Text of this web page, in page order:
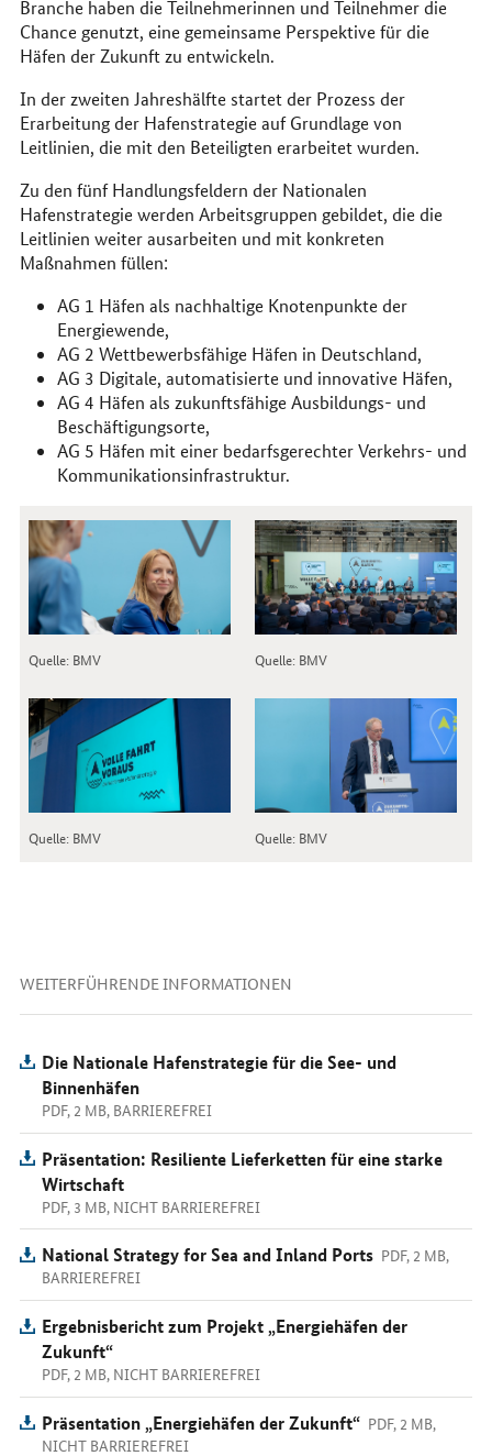
Branche haben die Teilnehmerinnen und Teilnehmer die
Chance genutzt, eine gemeinsame Perspektive für die
Häfen der Zukunft zu entwickeln.
In der zweiten Jahreshälfte startet der Prozess der
Erarbeitung der Hafenstrategie auf Grundlage von
Leitlinien, die mit den Beteiligten erarbeitet wurden.
Zu den fünf Handlungsfeldern der Nationalen
Hafenstrategie werden Arbeitsgruppen gebildet, die die
Leitlinien weiter ausarbeiten und mit konkreten
Maßnahmen füllen:
AG 1 Häfen als nachhaltige Knotenpunkte der
Energiewende,
AG 2 Wettbewerbsfähige Häfen in Deutschland,
AG 3 Digitale, automatisierte und innovative Häfen,
AG 4 Häfen als zukunftsfähige Ausbildungs- und
Beschäftigungsorte,
AG 5 Häfen mit einer bedarfsgerechter Verkehrs- und
Kommunikationsinfrastruktur.
Quelle: BMV Quelle: BMV
Quelle: BMV Quelle: BMV
WEITERFÜHRENDE INFORMATIONEN
Die Nationale Hafenstrategie für die See- und
Binnenhäfen
PDF, 2 MB, BARRIEREFREI
Präsentation: Resiliente Lieferketten für eine starke
Wirtschaft
PDF, 3 MB, NICHT BARRIEREFREI
National Strategy for Sea and Inland Ports PDF, 2 MB,
BARRIEREFREI
Ergebnisbericht zum Projekt „Energiehäfen der
Zukunft“
PDF, 2 MB, NICHT BARRIEREFREI
Präsentation „Energiehäfen der Zukunft“ PDF, 2 MB,
NICHT BARRIEREFREI